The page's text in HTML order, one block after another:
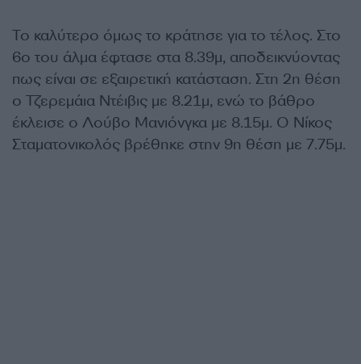
Το καλύτερο όμως το κράτησε για το τέλος. Στο
6ο του άλμα έφτασε στα 8.39μ, αποδεικνύοντας
πως είναι σε εξαιρετική κατάσταση. Στη 2η θέση
ο Τζερεμάια Ντέιβις με 8.21μ, ενώ το βάθρο
έκλεισε ο Λούβο Μανιόνγκα με 8.15μ. Ο Νίκος
Σταματονικολός βρέθηκε στην 9η θέση με 7.75μ.